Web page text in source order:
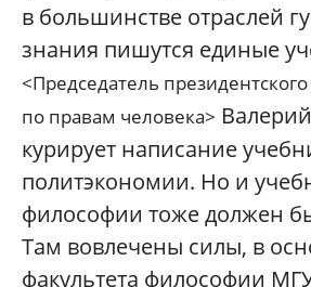
в большинстве отраслей
знания пишутся единые
<Председатель
по правам человека>
курирует написание
политэкономии. Но и
философии тоже должен
Там вовлечены силы, в
факультета философии